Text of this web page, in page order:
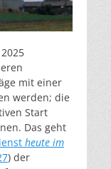
mit einer
werden; die
Start
Das geht
heute im
) der